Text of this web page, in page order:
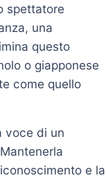
spettatore
una
questo
o giapponese
come quello
voce di un
e la